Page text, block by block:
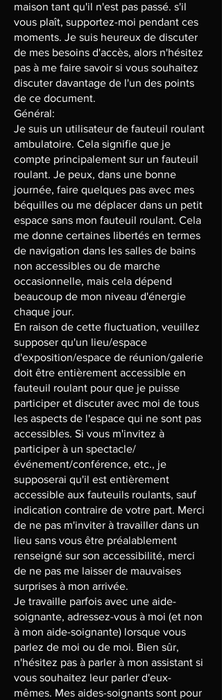
maison tant qu'il n'est pas passé. s'il
vous plaît, supportez-moi pendant ces
moments. Je suis heureux de discuter
de mes besoins d'accès, alors n'hésitez
pas à me faire savoir si vous souhaitez
discuter davantage de l'un des points
de ce document.
Général:
Je suis un utilisateur de fauteuil roulant
ambulatoire. Cela signifie que je
compte principalement sur un fauteuil
roulant. Je peux, dans une bonne
journée, faire quelques pas avec mes
béquilles ou me déplacer dans un petit
espace sans mon fauteuil roulant. Cela
me donne certaines libertés en termes
de navigation dans les salles de bains
non accessibles ou de marche
occasionnelle, mais cela dépend
beaucoup de mon niveau d'énergie
chaque jour.
En raison de cette fluctuation, veuillez
supposer qu'un lieu/espace
d'exposition/espace de réunion/galerie
doit être entièrement accessible en
fauteuil roulant pour que je puisse
participer et discuter avec moi de tous
les aspects de l'espace qui ne sont pas
accessibles. Si vous m'invitez à
participer à un spectacle/
événement/conférence, etc., je
supposerai qu'il est entièrement
accessible aux fauteuils roulants, sauf
indication contraire de votre part. Merci
de ne pas m'inviter à travailler dans un
lieu sans vous être préalablement
renseigné sur son accessibilité, merci
de ne pas me laisser de mauvaises
surprises à mon arrivée.
Je travaille parfois avec une aide-
soignante, adressez-vous à moi (et non
à mon aide-soignante) lorsque vous
parlez de moi ou de moi. Bien sûr,
n'hésitez pas à parler à mon assistant si
vous souhaitez leur parler d'eux-
mêmes. Mes aides-soignants sont pour